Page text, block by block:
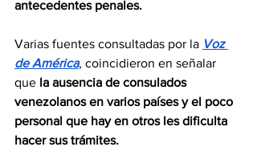
antecedentes penales.
Varias fuentes consultadas por la Voz
de América, coincidieron en señalar
que la ausencia de consulados
venezolanos en varios países y el poco
personal que hay en otros les dificulta
hacer sus trámites.